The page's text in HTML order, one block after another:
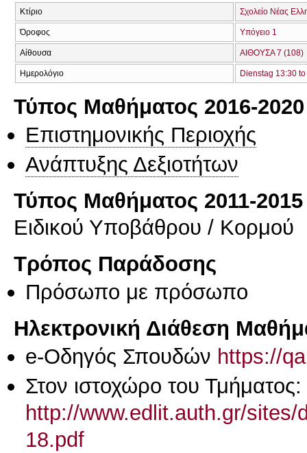
Κτίριο Σχολείο Νέας
Όροφος Υπόγειο 1
Αίθουσα ΑΙΘΟΥΣΑ 7 (108)
Ημερολόγιο Dienstag 13:30
Τύπος Μαθήματος 2016-2020
Επιστημονικής Περιοχής
Ανάπτυξης Δεξιοτήτων
Τύπος Μαθήματος 2011-2015
Ειδικού Υποβάθρου / Κορμού
Τρόπος Παράδοσης
Πρόσωπο με πρόσωπο
Ηλεκτρονική Διάθεση
e-Οδηγός Σπουδών https://
Στον ιστοχώρο του Τμήματος:
http://www.edlit.auth.gr/
18.pdf